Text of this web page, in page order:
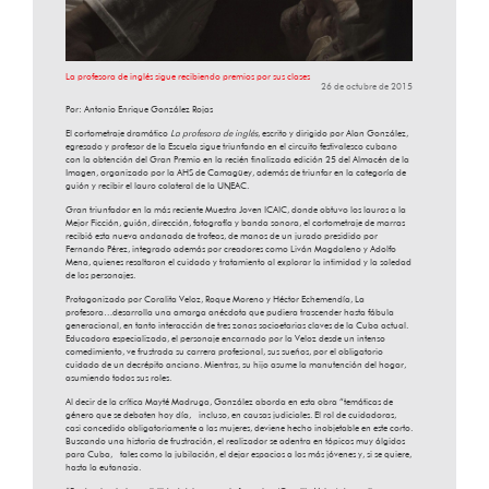
La profesora de inglés sigue recibiendo premios por sus clases
26 de octubre de 2015
Por: Antonio Enrique González Rojas
El cortometraje dramático La profesora de inglés, escrito y dirigido por Alan González,
egresado y profesor de la Escuela sigue triunfando en el circuito festivalesco cubano
con la obtención del Gran Premio en la recién finalizada edición 25 del Almacén de la
Imagen, organizado por la AHS de Camagüey, además de triunfar en la categoría de
guión y recibir el lauro colateral de la UNEAC.
Gran triunfador en la más reciente Muestra Joven ICAIC, donde obtuvo los lauros a la
Mejor Ficción, guión, dirección, fotografía y banda sonora, el cortometraje de marras
recibió esta nueva andanada de trofeos, de manos de un jurado presidido por
Fernando Pérez, integrado además por creadores como Liván Magdaleno y Adolfo
Mena, quienes resaltaron el cuidado y tratamiento al explorar la intimidad y la soledad
de los personajes.
Protagonizado por Coralita Veloz, Roque Moreno y Héctor Echemendía, La
profesora…desarrolla una amarga anécdota que pudiera trascender hasta fábula
generacional, en tanto interacción de tres zonas socioetarias claves de la Cuba actual.
Educadora especializada, el personaje encarnado por la Veloz desde un intenso
comedimiento, ve frustrada su carrera profesional, sus sueños, por el obligatorio
cuidado de un decrépito anciano. Mientras, su hijo asume la manutención del hogar,
asumiendo todos sus roles.
Al decir de la crítica Mayté Madruga, González aborda en esta obra “temáticas de
género que se debaten hoy día, incluso, en causas judiciales. El rol de cuidadoras,
casi concedido obligatoriamente a las mujeres, deviene hecho inobjetable en este corto.
Buscando una historia de frustración, el realizador se adentra en tópicos muy álgidos
para Cuba, tales como la jubilación, el dejar espacios a los más jóvenes y, si se quiere,
hasta la eutanasia.